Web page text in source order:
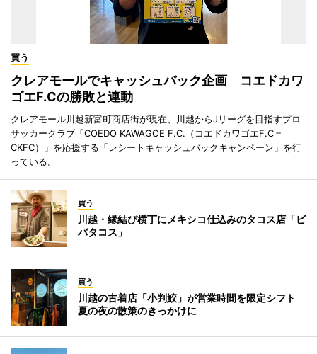
買う
クレアモールでキャッシュバック企画 コエドカワ
ゴエF.Cの勝敗と連動
クレアモール川越新富町商店街が現在、川越からJリーグを目指すプロ
サッカークラブ「COEDO KAWAGOE F.C.（コエドカワゴエF.C＝
CKFC）」を応援する「レシートキャッシュバックキャンペーン」を行
っている。
買う
川越・縁結び横丁にメキシコ仕込みのタコス店「ビ
バタコス」
買う
川越の古着店「小判鮫」が営業時間を限定シフト
夏の夜の散策のきっかけに